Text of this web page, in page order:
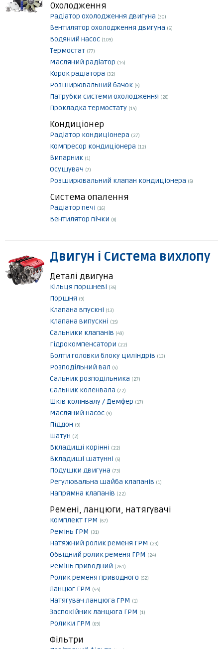
Охолодження
Радіатор охолодження двигуна (30)
Вентилятор охолодження двигуна (6)
Водяний насос (109)
Термостат (77)
Масляний радіатор (14)
Корок радіатора (32)
Розширювальний бачок (5)
Патрубки системи охолодження (28)
Прокладка термостату (14)
Кондиціонер
Радіатор кондиціонера (27)
Компресор кондиціонера (12)
Випарник (1)
Осушувач (7)
Розширювальний клапан кондиціонера (5)
Система опалення
Радіатор печі (16)
Вентилятор пічки (8)
Двигун і Система вихлопу
Деталі двигуна
Кільця поршневі (35)
Поршня (9)
Клапана впускні (13)
Клапана випускні (15)
Сальники клапанів (49)
Гідрокомпенсатори (22)
Болти головки блоку циліндрів (13)
Розподільний вал (4)
Сальник розподільника (27)
Сальник коленвала (72)
Шків колінвалу / Демфер (17)
Масляний насос (9)
Піддон (9)
Шатун (2)
Вкладиші корінні (22)
Вкладиші шатунні (5)
Подушки двигуна (73)
Регулювальна шайба клапанів (1)
Напрямна клапанів (22)
Ремені, ланцюги, натягувачі
Комплект ГРМ (67)
Ремінь ГРМ (31)
Натяжний ролик ременя ГРМ (23)
Обвідний ролик ременя ГРМ (24)
Ремінь приводний (261)
Ролик ременя приводного (52)
Ланцюг ГРМ (44)
Натягувач ланцюга ГРМ (1)
Заспокійник ланцюга ГРМ (1)
Ролики ГРМ (69)
Фільтри